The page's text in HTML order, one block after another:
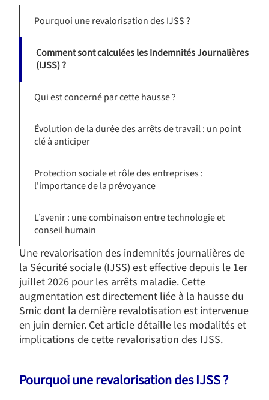
Pourquoi une revalorisation des IJSS ?
Comment sont calculées les Indemnités Journalières
(IJSS) ?
Qui est concerné par cette hausse ?
Évolution de la durée des arrêts de travail : un point
clé à anticiper
Protection sociale et rôle des entreprises :
l'importance de la prévoyance
L’avenir : une combinaison entre technologie et
conseil humain
Une revalorisation des indemnités journalières de
la Sécurité sociale (IJSS) est effective depuis le 1er
juillet 2026 pour les arrêts maladie. Cette
augmentation est directement liée à la hausse du
Smic dont la dernière revalotisation est intervenue
en juin dernier. Cet article détaille les modalités et
implications de cette revalorisation des IJSS.
Pourquoi une revalorisation des IJSS ?